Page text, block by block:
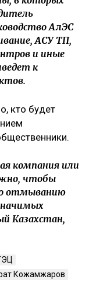
АлЭС
АСУ ТП,
и иные
к
кто будет
компания или
чтобы
отмыванию
Казахстан,
Кожамжаров